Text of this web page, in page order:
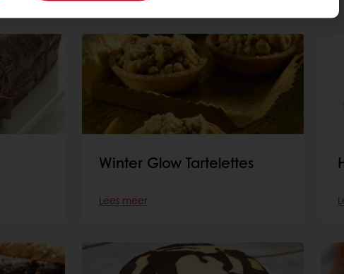
Winter Glow Tartelettes
Lees meer